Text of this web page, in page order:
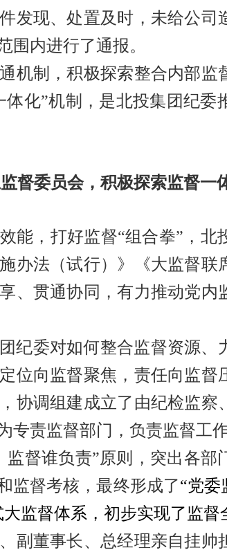
现、处置及时，未给公司
围内进行了通报。
制，积极探索整合内部监
化”机制，是北投集团纪
督委员会，积极探索监督一
能，打好监督“组合拳”，
办法（试行）》《大监督
、贯通协同，有力推动党内
纪委对如何整合监督资源
位向监督聚焦，责任向监
协调组建成立了由纪检监
专责监督部门，负责监督工
督谁负责”原则，突出各
监督考核，最终形成了“党委
监督体系，初步实现了监督
董事长、总经理亲自挂帅